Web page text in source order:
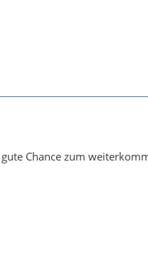
Chance zum